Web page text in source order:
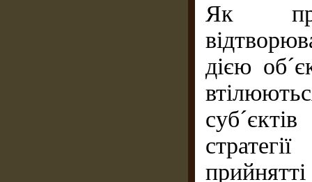
Як
дією